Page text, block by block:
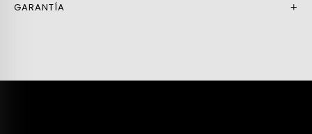
GARANTÍA